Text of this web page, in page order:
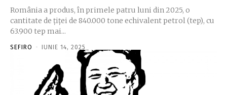
România a produs, în primele patru luni din 2025, o
cantitate de ţiţei de 840.000 tone echivalent petrol (tep), cu
63.900 tep mai...
SEFIRO - IUNIE 14, 2025